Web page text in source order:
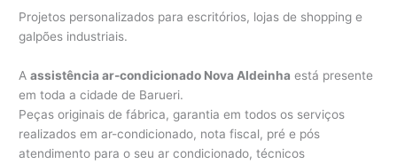
Projetos personalizados para escritórios, lojas de shopping e
galpões industriais.
Aassistência ar-condicionado Nova Aldeinha está presente
em toda a cidade de Barueri.
Peças originais de fábrica, garantia em todos os serviços
realizados em ar-condicionado, nota fiscal, pré e pós
atendimento para o seu ar condicionado, técnicos